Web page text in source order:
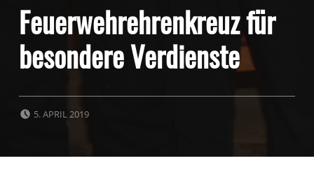
Feuerwehrehrenkreuz für
besondere Verdienste
5. APRIL 2019